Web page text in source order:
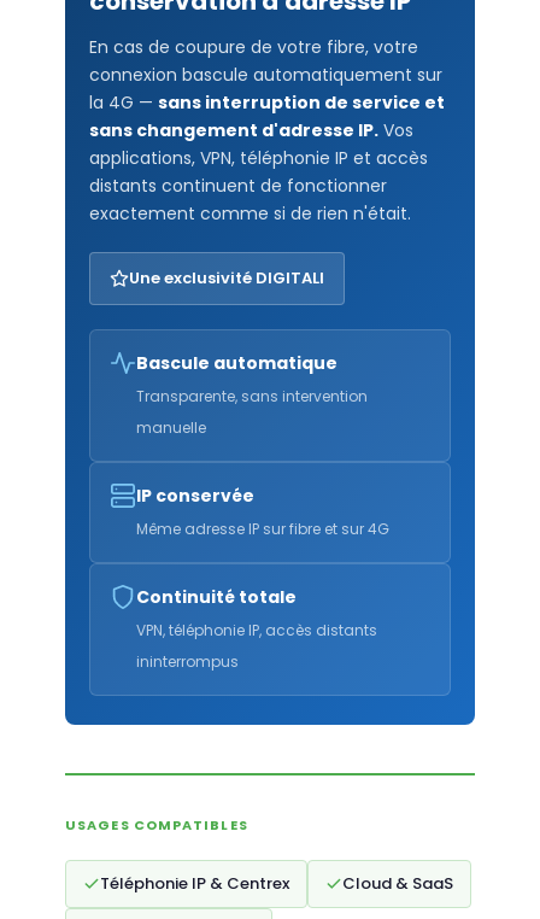
En cas de coupure de votre fibre, votre
connexion bascule automatiquement sur
la 4G — sans interruption de service et
sans changement d'adresse IP. Vos
applications, VPN, téléphonie IP et accès
distants continuent de fonctionner
exactement comme si de rien n'était.
Une exclusivité DIGITALI
Bascule automatique
Transparente, sans intervention
manuelle
IP conservée
Même adresse IP sur fibre et sur 4G
Continuité totale
VPN, téléphonie IP, accès distants
ininterrompus
USAGES COMPATIBLES
Téléphonie IP & Centrex Cloud & SaaS